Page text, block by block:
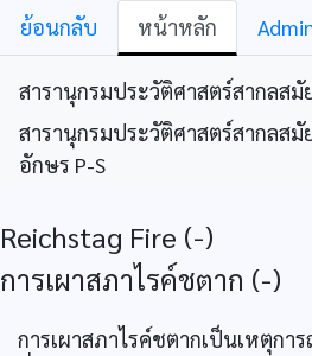
ย้อนกลับ หน้าหลัก
สารานุกรมประวัติศาสตร์สากลสมั
สารานุกรมประวัติศาสตร์สากลสมั
อักษร P-S
Reichstag Fire (-)
การเผาสภาไรค์ชตาก (-)
การเผาสภาไรค์ชตากเป็นเหตุกา